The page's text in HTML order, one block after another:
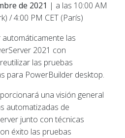
de 2021 | a las 10:00 AM
/ 4:00 PM CET (París)
las
2021 con
las pruebas
para PowerBuilder desktop.
una visión general
automatizadas de
junto con técnicas
éxito las pruebas